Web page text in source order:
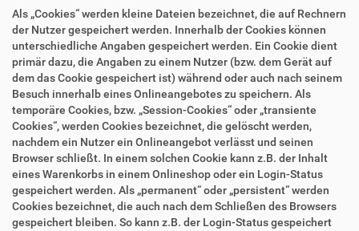
Als „Cookies“ werden kleine Dateien bezeichnet, die auf Rechnern
der Nutzer gespeichert werden. Innerhalb der Cookies können
unterschiedliche Angaben gespeichert werden. Ein Cookie dient
primär dazu, die Angaben zu einem Nutzer (bzw. dem Gerät auf
dem das Cookie gespeichert ist) während oder auch nach seinem
Besuch innerhalb eines Onlineangebotes zu speichern. Als
temporäre Cookies, bzw. „Session-Cookies“ oder „transiente
Cookies“, werden Cookies bezeichnet, die gelöscht werden,
nachdem ein Nutzer ein Onlineangebot verlässt und seinen
Browser schließt. In einem solchen Cookie kann z.B. der Inhalt
eines Warenkorbs in einem Onlineshop oder ein Login-Status
gespeichert werden. Als „permanent“ oder „persistent“ werden
Cookies bezeichnet, die auch nach dem Schließen des Browsers
gespeichert bleiben. So kann z.B. der Login-Status gespeichert